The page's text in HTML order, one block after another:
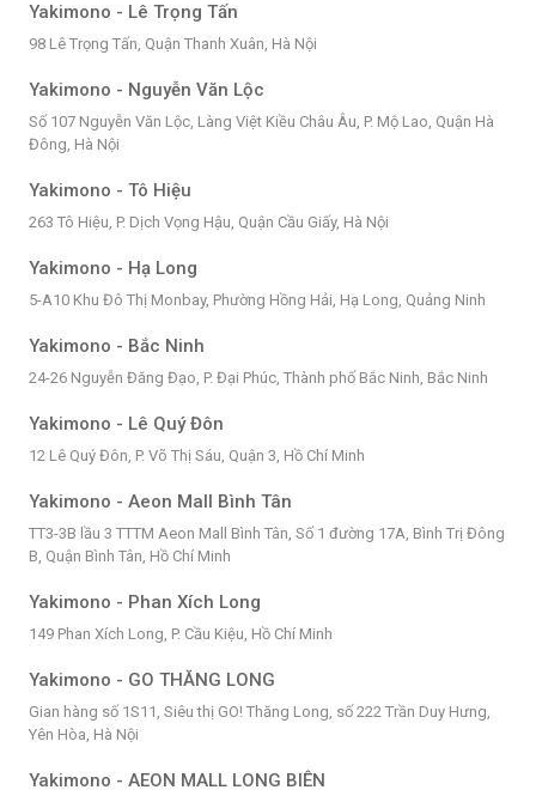
Yakimono - Lê Trọng Tấn
98 Lê Trọng Tấn, Quận Thanh Xuân, Hà Nội
Yakimono - Nguyễn Văn Lộc
Số 107 Nguyễn Văn Lộc, Làng Việt Kiều Châu Âu, P. Mộ Lao, Quận Hà
Đông, Hà Nội
Yakimono - Tô Hiệu
263 Tô Hiệu, P. Dịch Vọng Hậu, Quận Cầu Giấy, Hà Nội
Yakimono - Hạ Long
5-A10 Khu Đô Thị Monbay, Phường Hồng Hải, Hạ Long, Quảng Ninh
Yakimono - Bắc Ninh
24-26 Nguyễn Đăng Đạo, P. Đại Phúc, Thành phố Bắc Ninh, Bắc Ninh
Yakimono - Lê Quý Đôn
12 Lê Quý Đôn, P. Võ Thị Sáu, Quận 3, Hồ Chí Minh
Yakimono - Aeon Mall Bình Tân
TT3-3B lầu 3 TTTM Aeon Mall Bình Tân, Số 1 đường 17A, Bình Trị Đông
B, Quận Bình Tân, Hồ Chí Minh
Yakimono - Phan Xích Long
149 Phan Xích Long, P. Cầu Kiệu, Hồ Chí Minh
Yakimono - GO THĂNG LONG
Gian hàng số 1S11, Siêu thị GO! Thăng Long, số 222 Trần Duy Hưng,
Yên Hòa, Hà Nội
Yakimono - AEON MALL LONG BIÊN